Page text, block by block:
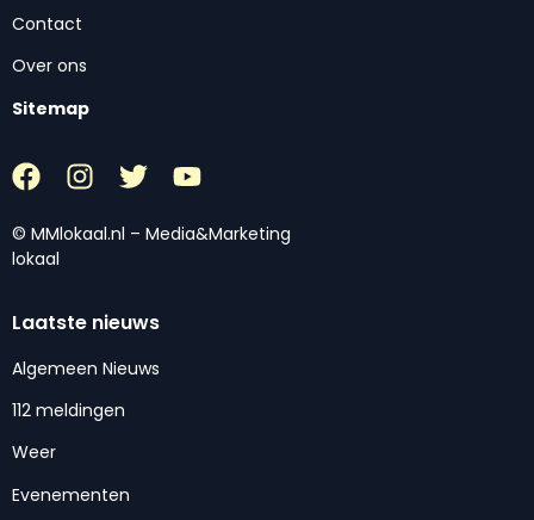
Contact
Over ons
Sitemap
© MMlokaal.nl – Media&Marketing
lokaal
Laatste nieuws
Algemeen Nieuws
112 meldingen
Weer
Evenementen